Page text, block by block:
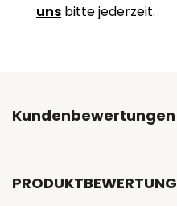
uns bitte jederzeit.
Kundenbewertungen
PRODUKTBEWERTUNG